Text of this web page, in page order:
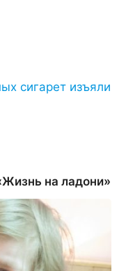
сигарет изъяли
на ладони»